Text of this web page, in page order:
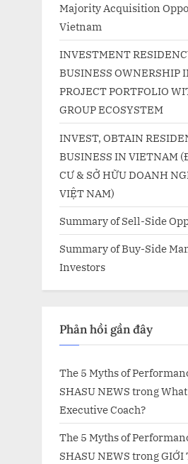
Majority Acquisition
Vietnam
INVESTMENT
BUSINESS OWNERSHIP
PROJECT PORTFOLIO
GROUP ECOSYSTEM
INVEST, OBTAIN
BUSINESS IN VIETNAM
CƯ & SỞ HỮU DOANH
VIỆT NAM)
Summary of Sell-Side
Summary of Buy-Side
Investors
Phản hồi gần đây
The 5 Myths of
SHASU NEWS trong
Executive Coach?
The 5 Myths of
SHASU NEWS trongGIỚI